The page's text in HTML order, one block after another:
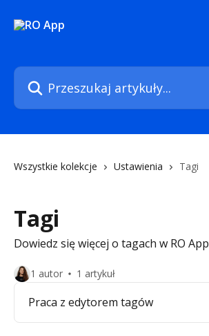
Przeszukaj artykuły...
Wszystkie kolekcje Ustawienia Tagi
Tagi
Dowiedz się więcej o tagach w RO App
1 autor 1 artykuł
Praca z edytorem tagów